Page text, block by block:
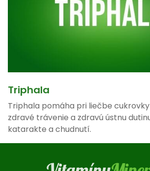
Triphala
Triphala pomáha pri liečbe cukrovky
zdravé trávenie a zdravú ústnu
katarakte a chudnutí.